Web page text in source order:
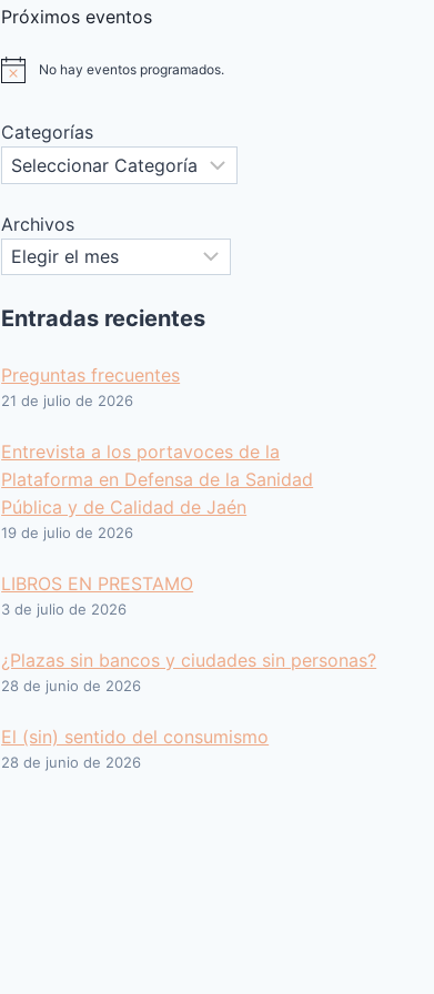
Próximos eventos
Aviso No hay eventos programados.
Categorías
Archivos
Entradas recientes
Preguntas frecuentes
21 de julio de 2026
Entrevista a los portavoces de la
Plataforma en Defensa de la Sanidad
Pública y de Calidad de Jaén
19 de julio de 2026
LIBROS EN PRESTAMO
3 de julio de 2026
¿Plazas sin bancos y ciudades sin personas?
28 de junio de 2026
El (sin) sentido del consumismo
28 de junio de 2026